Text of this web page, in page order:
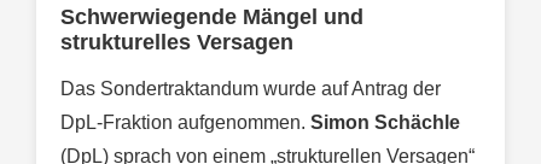
Schwerwiegende Mängel und
strukturelles Versagen
Das Sondertraktandum wurde auf Antrag der
DpL-Fraktion aufgenommen. Simon Schächle
(DpL) sprach von einem „strukturellen Versagen“